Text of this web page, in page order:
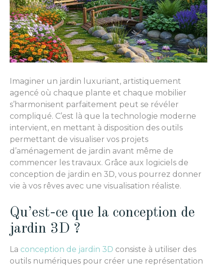
Imaginer un jardin luxuriant, artistiquement
agencé où chaque plante et chaque mobilier
s’harmonisent parfaitement peut se révéler
compliqué. C’est là que la technologie moderne
intervient, en mettant à disposition des outils
permettant de visualiser vos projets
d’aménagement de jardin avant même de
commencer les travaux. Grâce aux logiciels de
conception de jardin en 3D, vous pourrez donner
vie à vos rêves avec une visualisation réaliste.
Qu’est-ce que la conception de
jardin 3D ?
La conception de jardin 3D consiste à utiliser des
outils numériques pour créer une représentation